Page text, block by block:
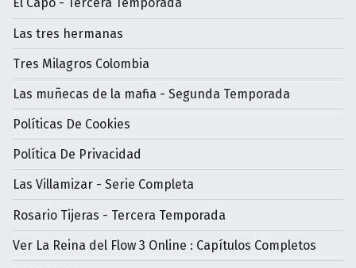
El Capo - Tercera Temporada
Las tres hermanas
Tres Milagros Colombia
Las muñecas de la mafia - Segunda Temporada
Políticas De Cookies
Política De Privacidad
Las Villamizar - Serie Completa
Rosario Tijeras - Tercera Temporada
Ver La Reina del Flow 3 Online : Capítulos Completos